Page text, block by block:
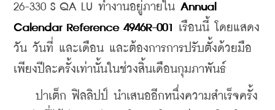
26-330 S QA LU ทำงานอยู่ภายใน Annual
Calendar Reference 4946R-001
เรือนนี้ โดยแสดง
วัน วันที่ และเดือน และต้องการการปรับตั้งด้วยมือ
เพียงปีละครั้งเท่านั้นในช่วงสิ้นเดือนกุมภาพันธ์
ปาเต็ก ฟิลลิปป์ นำเสนออีกหนึ่งความสำเร็จครั้ง